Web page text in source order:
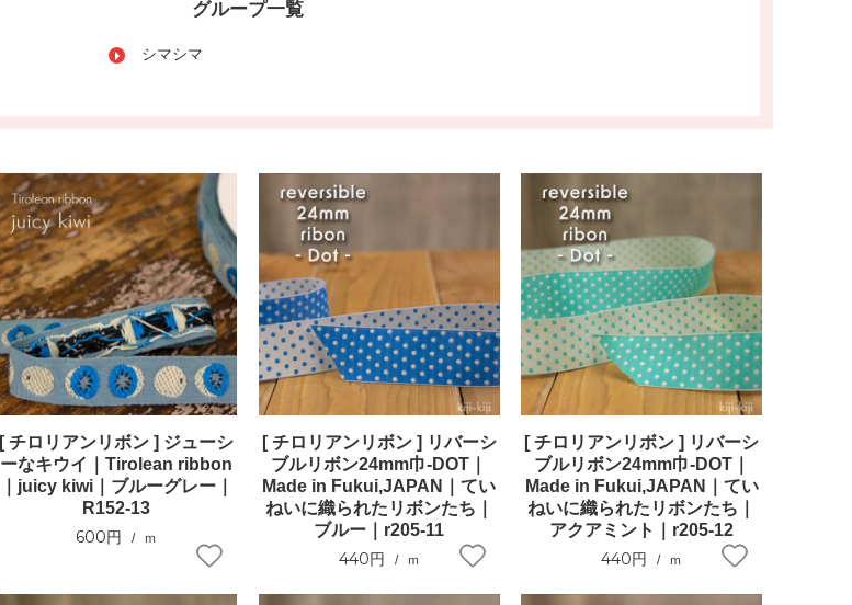
グループ一覧
シマシマ
[ チロリアンリボン ] ジューシ
ーなキウイ｜Tirolean ribbon
｜juicy kiwi｜ブルーグレー｜
R152-13
600円 ｍ
[ チロリアンリボン ] リバーシ
ブルリボン24mm巾-DOT｜
Made in Fukui,JAPAN｜てい
ねいに織られたリボンたち｜
ブルー｜r205-11
440円 ｍ
[ チロリアンリボン ] リバーシ
ブルリボン24mm巾-DOT｜
Made in Fukui,JAPAN｜てい
ねいに織られたリボンたち｜
アクアミント｜r205-12
440円 ｍ